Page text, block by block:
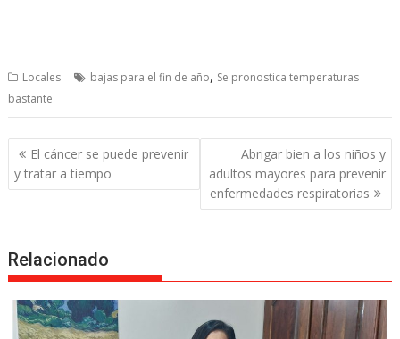
Locales bajas para el fin de año, Se pronostica temperaturas
bastante
Post
navigation
El cáncer se puede prevenir
y tratar a tiempo
Abrigar bien a los niños y
adultos mayores para prevenir
enfermedades respiratorias
Relacionado